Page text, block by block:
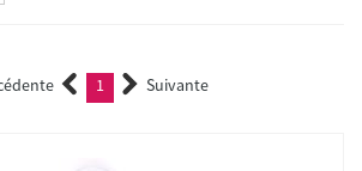
1 (current)Suivante